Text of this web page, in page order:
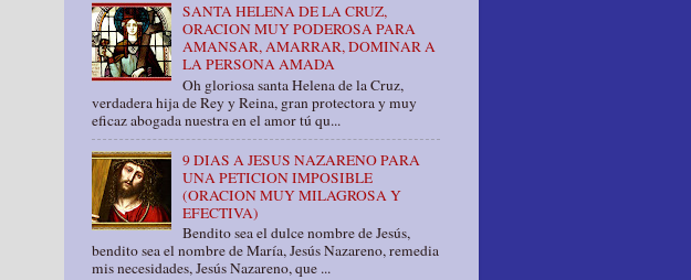
SANTA HELENA DE LA CRUZ,
ORACION MUY PODEROSA PARA
AMANSAR, AMARRAR, DOMINAR A
LA PERSONA AMADA
Oh gloriosa santa Helena de la Cruz,
verdadera hija de Rey y Reina, gran protectora y muy
eficaz abogada nuestra en el amor tú qu...
9 DIAS A JESUS NAZARENO PARA
UNA PETICION IMPOSIBLE
(ORACION MUY MILAGROSA Y
EFECTIVA)
Bendito sea el dulce nombre de Jesús,
bendito sea el nombre de María, Jesús Nazareno, remedia
mis necesidades, Jesús Nazareno, que ...